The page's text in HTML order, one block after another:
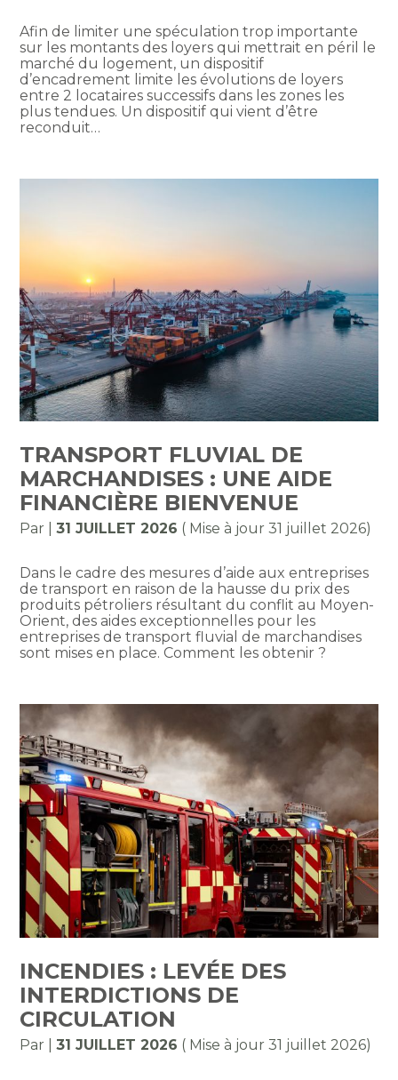
Afin de limiter une spéculation trop importante
sur les montants des loyers qui mettrait en péril le
marché du logement, un dispositif
d’encadrement limite les évolutions de loyers
entre 2 locataires successifs dans les zones les
plus tendues. Un dispositif qui vient d’être
reconduit…
TRANSPORT FLUVIAL DE
MARCHANDISES : UNE AIDE
FINANCIÈRE BIENVENUE
Par |31 JUILLET 2026 ( Mise à jour 31 juillet 2026)
Dans le cadre des mesures d’aide aux entreprises
de transport en raison de la hausse du prix des
produits pétroliers résultant du conflit au Moyen-
Orient, des aides exceptionnelles pour les
entreprises de transport fluvial de marchandises
sont mises en place. Comment les obtenir ?
INCENDIES : LEVÉE DES
INTERDICTIONS DE
CIRCULATION
Par |31 JUILLET 2026 ( Mise à jour 31 juillet 2026)